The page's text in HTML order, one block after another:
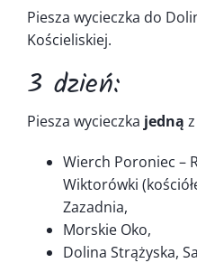
Piesza wycieczka do
Kościeliskiej.
3 dzień:
Piesza wycieczka jedną
Wierch Poroniec –
Wiktorówki
Zazadnia,
Morskie Oko,
Dolina Strążyska,